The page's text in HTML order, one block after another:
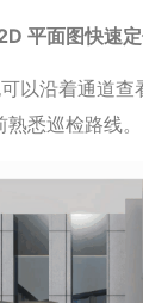
平面图快速
以沿着通道
悉巡检路线。